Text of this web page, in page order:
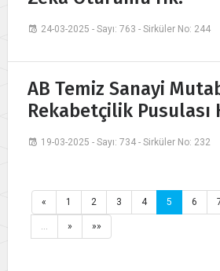
24-03-2025 - Sayı: 763 - Sirküler No: 244
AB Temiz Sanayi
Rekabetçilik Pusulası
19-03-2025 - Sayı: 734 - Sirküler No: 232
« 1 2 3 4 5 6
… » »»